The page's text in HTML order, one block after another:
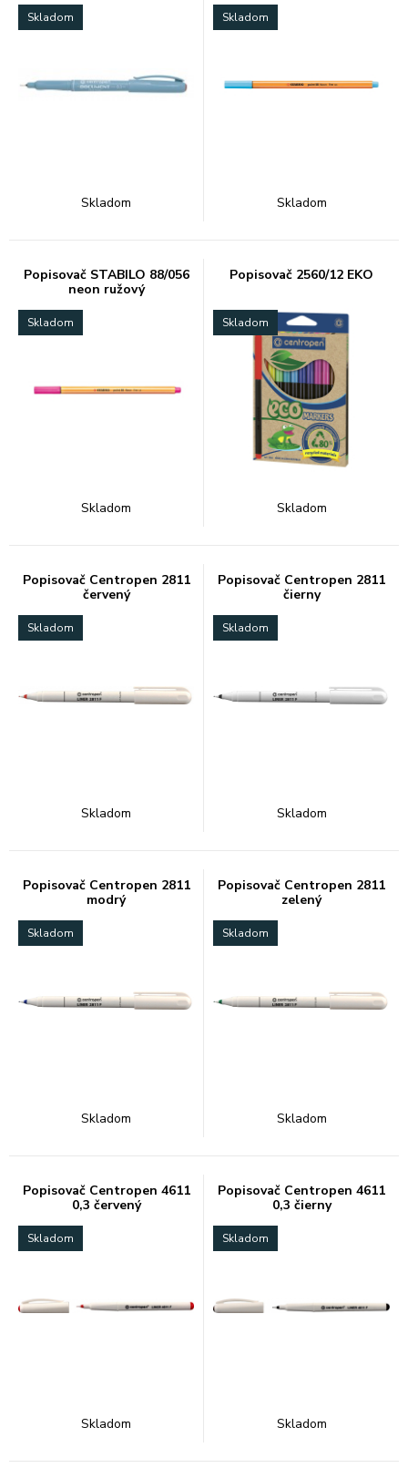
Skladom
Skladom
Skladom
Skladom
Popisovač STABILO 88/056
neon ružový
Skladom
Skladom
Popisovač 2560/12 EKO
Skladom
Skladom
Popisovač Centropen 2811
červený
Skladom
Skladom
Popisovač Centropen 2811
čierny
Skladom
Skladom
Popisovač Centropen 2811
modrý
Skladom
Skladom
Popisovač Centropen 2811
zelený
Skladom
Skladom
Popisovač Centropen 4611
0,3 červený
Skladom
Skladom
Popisovač Centropen 4611
0,3 čierny
Skladom
Skladom